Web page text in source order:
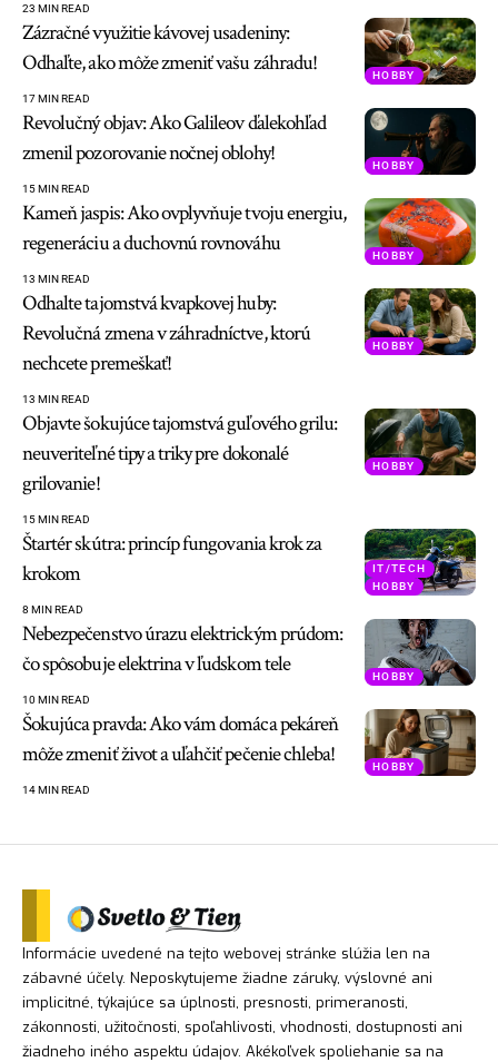
23 MIN READ
HOBBY
Zázračné využitie kávovej usadeniny:
Odhaľte, ako môže zmeniť vašu záhradu!
17 MIN READ
HOBBY
Revolučný objav: Ako Galileov ďalekohľad
zmenil pozorovanie nočnej oblohy!
15 MIN READ
HOBBY
Kameň jaspis: Ako ovplyvňuje tvoju energiu,
regeneráciu a duchovnú rovnováhu
13 MIN READ
HOBBY
Odhalte tajomstvá kvapkovej huby:
Revolučná zmena v záhradníctve, ktorú
nechcete premeškať!
13 MIN READ
HOBBY
Objavte šokujúce tajomstvá guľového grilu:
neuveriteľné tipy a triky pre dokonalé
grilovanie!
15 MIN READ
IT/TECH
HOBBY
Štartér skútra: princíp fungovania krok za
krokom
8 MIN READ
HOBBY
Nebezpečenstvo úrazu elektrickým prúdom:
čo spôsobuje elektrina v ľudskom tele
10 MIN READ
HOBBY
Šokujúca pravda: Ako vám domáca pekáreň
môže zmeniť život a uľahčiť pečenie chleba!
14 MIN READ
Informácie uvedené na tejto webovej stránke slúžia len na
zábavné účely. Neposkytujeme žiadne záruky, výslovné ani
implicitné, týkajúce sa úplnosti, presnosti, primeranosti,
zákonnosti, užitočnosti, spoľahlivosti, vhodnosti, dostupnosti ani
žiadneho iného aspektu údajov. Akékoľvek spoliehanie sa na